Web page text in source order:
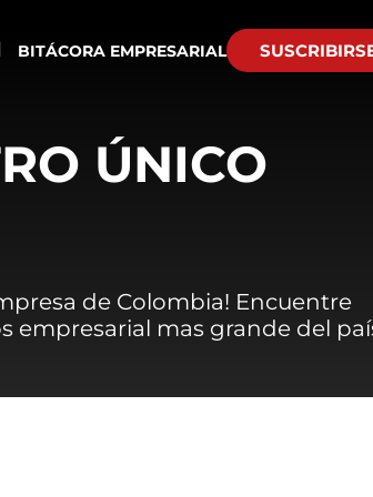
BITÁCORA EMPRESARIAL
ÚNICO
de Colombia! Encuentre
empresarial mas grande del